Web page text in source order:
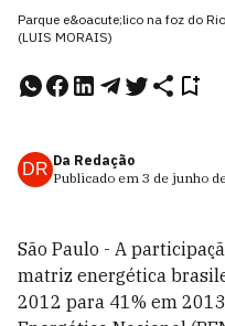
Parque e&oacute;lico na foz do
(LUIS MORAIS)
DR Da Redação
Publicado em 3 de junho
São Paulo - A
matriz energética
2012 para 41% em